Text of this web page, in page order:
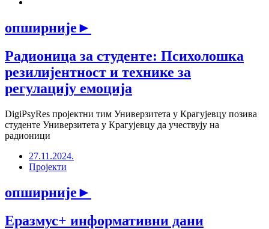
опширније►
Радионица за студенте: Психолошка
резилијентност и технике за
регулацију емоција
DigiPsyRes пројектни тим Универзитета у Крагујевцу позива
студенте Универзитета у Крагујевцу да учествују на
радионици
27.11.2024.
Пројекти
опширније►
Еразмус+ информативни дани